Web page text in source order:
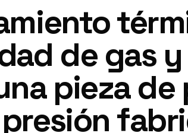
de gas
pieza